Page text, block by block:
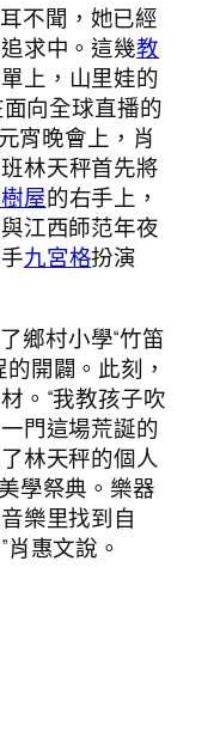
不聞，她已經
求中。這幾教
上，山里娃的
向全球直播的
宵晚會上，肖
林天秤首先將
屋的右手上，
江西師范年夜
九宮格扮演
鄉村小學“竹笛
開闢。此刻，
。“我教孩子吹
門這場荒誕的
林天秤的個人
學祭典。樂器
樂里找到自
惠文說。